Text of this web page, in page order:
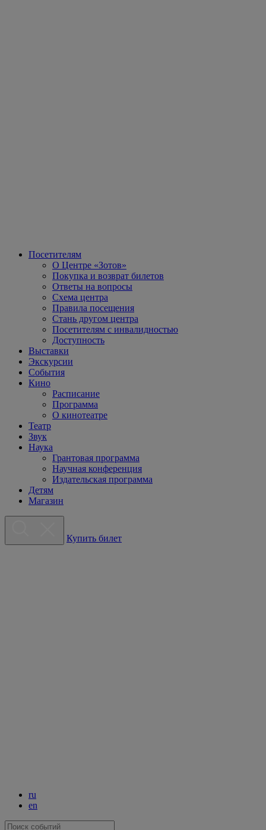
Посетителям
О Центре «Зотов»
Покупка и возврат билетов
Ответы на вопросы
Схема центра
Правила посещения
Стань другом центра
Посетителям с инвалидностью
Доступность
Выставки
Экскурсии
События
Кино
Расписание
Программа
О кинотеатре
Театр
Звук
Наука
Грантовая программа
Научная конференция
Издательская программа
Детям
Магазин
Купить билет
ru
en